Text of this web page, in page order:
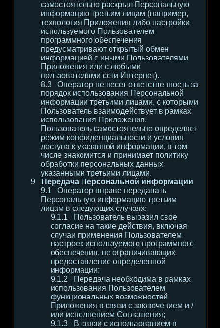
самостоятельно раскрыл Персональную
информацию третьим лицам (например,
технология Приложения либо настройки
используемого Пользователем
программного обеспечения
предусматривают открытый обмен
информацией с иными Пользователями
Приложения или с любыми
пользователями сети Интернет).
Оператор не несет ответственность за
порядок использования Персональной
информации третьими лицами, с которыми
Пользователь взаимодействует в рамках
использования Приложения.
Пользователь самостоятельно определяет
режим конфиденциальности и условия
доступа к указанной информации, в том
числе знакомится и принимает политику
обработки персональных данных
указанными третьими лицами.
Передача Персональной информации
Оператор вправе передавать
Персональную информацию третьим
лицам в следующих случаях:
Пользователь выразил свое
согласие на такие действия, включая
случаи применения Пользователем
настроек используемого программного
обеспечения, не ограничивающих
предоставление определенной
информации;
Передача необходима в рамках
использования Пользователем
функциональных возможностей
Приложения в связи с заключением и /
или исполнением Соглашения;
В связи с использованием в